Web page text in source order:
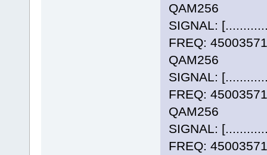
QAM256
SIGNAL:
FREQ:
QAM256
SIGNAL:
FREQ:
QAM256
SIGNAL:
FREQ: